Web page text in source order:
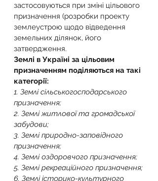
застосовуються при зміні цільового
призначення (розробки проекту
землеустрою щодо відведення
земельних ділянок, його
затвердження.
Землі в Україні за цільовим
призначенням поділяються на такі
категорії:
1. Землі сільськогосподарського
призначення;
2. Землі житлової та громадської
забудови;
3. Землі природно-заповідного
призначення;
4. Землі оздоровчого призначення;
5. Землі рекреаційного призначення;
6. Землі історико-культурного